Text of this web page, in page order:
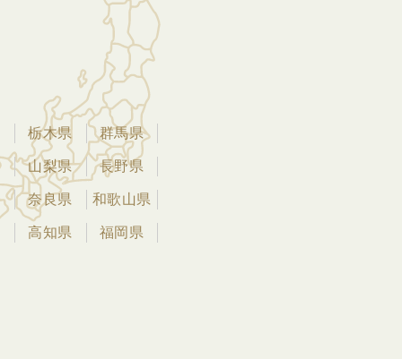
栃木県 群馬県
山梨県 長野県
奈良県 和歌山県
高知県 福岡県